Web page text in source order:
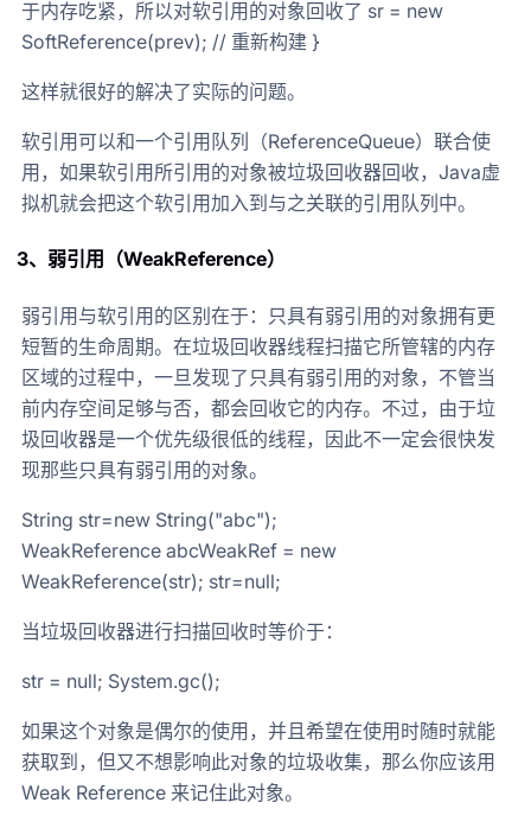
于内存吃紧，所以对软引用的对象回收了 sr = new
SoftReference(prev); // 重新构建 }
这样就很好的解决了实际的问题。
软引用可以和一个引用队列（ReferenceQueue）联合使
用，如果软引用所引用的对象被垃圾回收器回收，Java虚
拟机就会把这个软引用加入到与之关联的引用队列中。
3、弱引用（WeakReference）
弱引用与软引用的区别在于：只具有弱引用的对象拥有更
短暂的生命周期。在垃圾回收器线程扫描它所管辖的内存
区域的过程中，一旦发现了只具有弱引用的对象，不管当
前内存空间足够与否，都会回收它的内存。不过，由于垃
圾回收器是一个优先级很低的线程，因此不一定会很快发
现那些只具有弱引用的对象。
String str=new String("abc");
WeakReference abcWeakRef = new
WeakReference(str); str=null;
当垃圾回收器进行扫描回收时等价于：
str = null; System.gc();
如果这个对象是偶尔的使用，并且希望在使用时随时就能
获取到，但又不想影响此对象的垃圾收集，那么你应该用
Weak Reference 来记住此对象。